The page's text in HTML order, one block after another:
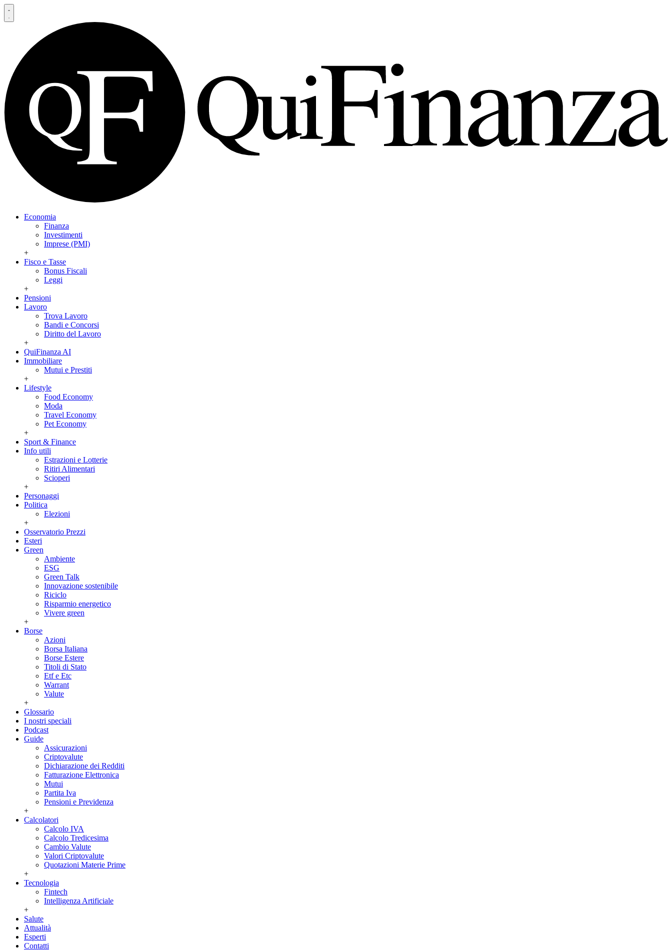
Economia
Finanza
Investimenti
Imprese (PMI)
+
Fisco e Tasse
Bonus Fiscali
Leggi
+
Pensioni
Lavoro
Trova Lavoro
Bandi e Concorsi
Diritto del Lavoro
+
QuiFinanza AI
Immobiliare
Mutui e Prestiti
+
Lifestyle
Food Economy
Moda
Travel Economy
Pet Economy
+
Sport & Finance
Info utili
Estrazioni e Lotterie
Ritiri Alimentari
Scioperi
+
Personaggi
Politica
Elezioni
+
Osservatorio Prezzi
Esteri
Green
Ambiente
ESG
Green Talk
Innovazione sostenibile
Riciclo
Risparmio energetico
Vivere green
+
Borse
Azioni
Borsa Italiana
Borse Estere
Titoli di Stato
Etf e Etc
Warrant
Valute
+
Glossario
I nostri speciali
Podcast
Guide
Assicurazioni
Criptovalute
Dichiarazione dei Redditi
Fatturazione Elettronica
Mutui
Partita Iva
Pensioni e Previdenza
+
Calcolatori
Calcolo IVA
Calcolo Tredicesima
Cambio Valute
Valori Criptovalute
Quotazioni Materie Prime
+
Tecnologia
Fintech
Intelligenza Artificiale
+
Salute
Attualità
Esperti
Contatti